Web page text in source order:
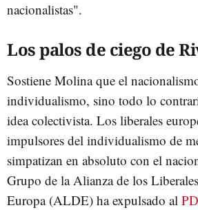
nacionalistas".
Los palos de ciego de
Sostiene Molina que el
individualismo, sino todo lo
idea colectivista. Los liberales
impulsores del individualismo de
simpatizan en absoluto con el
Grupo de la Alianza de los
Europa (ALDE) ha expulsado al